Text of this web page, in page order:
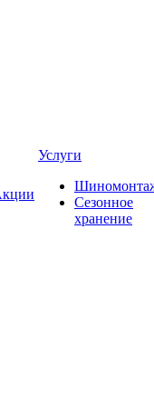
Услуги
Сезонное
хранение